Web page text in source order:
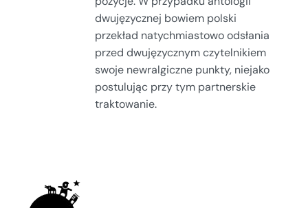
dwujęzycznej bowiem polski
przekład natychmiastowo odsłania
przed dwujęzycznym czytelnikiem
swoje newralgiczne punkty, niejako
postulując przy tym partnerskie
traktowanie.